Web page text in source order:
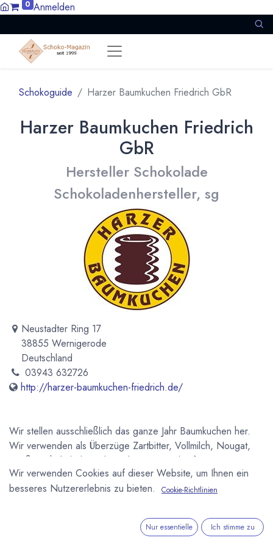
0 Anmelden
Schokoguide Harzer Baumkuchen Friedrich GbR
Harzer Baumkuchen Friedrich
GbR
Hersteller Schokolade
Schokoladenhersteller, sg
Neustadter Ring 17
38855 Wernigerode
Deutschland
03943 632726
http://harzer-baumkuchen-friedrich.de/
Wir stellen ausschließlich das ganze Jahr Baumkuchen her.
Wir verwenden als Überzüge Zartbitter, Vollmilch, Nougat,
Weiße Schokolade und Fondant. Wir verkaufen
Baumkuchenspitzen, -riegel, Halbringe, Vollringe mit Dekor
und gekämmte Baumkuchen. Geschichte Aufbauend auf eine
Unser großes und unterschiedliches Warensortiment findet
man so schnell nicht wieder in der Welt. Viele
Wir verwenden Cookies auf dieser Website, um Ihnen ein
besseres Nutzererlebnis zu bieten.
Cookie-Richtlinien
Nur essentielle Ich stimme zu